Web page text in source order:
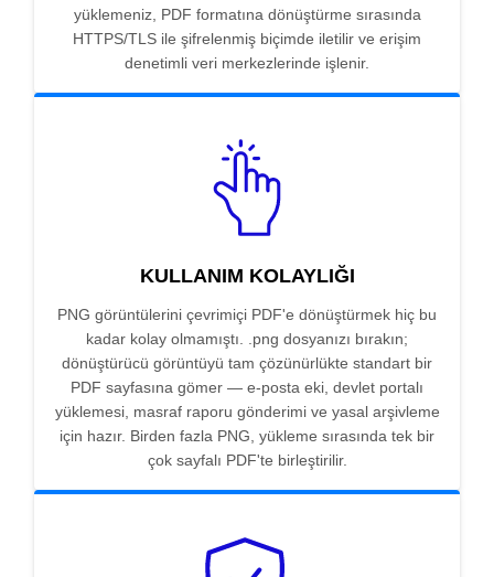
yüklemeniz, PDF formatına dönüştürme sırasında
HTTPS/TLS ile şifrelenmiş biçimde iletilir ve erişim
denetimli veri merkezlerinde işlenir.
KULLANIM KOLAYLIĞI
PNG görüntülerini çevrimiçi PDF'e dönüştürmek hiç bu
kadar kolay olmamıştı. .png dosyanızı bırakın;
dönüştürücü görüntüyü tam çözünürlükte standart bir
PDF sayfasına gömer — e-posta eki, devlet portalı
yüklemesi, masraf raporu gönderimi ve yasal arşivleme
için hazır. Birden fazla PNG, yükleme sırasında tek bir
çok sayfalı PDF'te birleştirilir.